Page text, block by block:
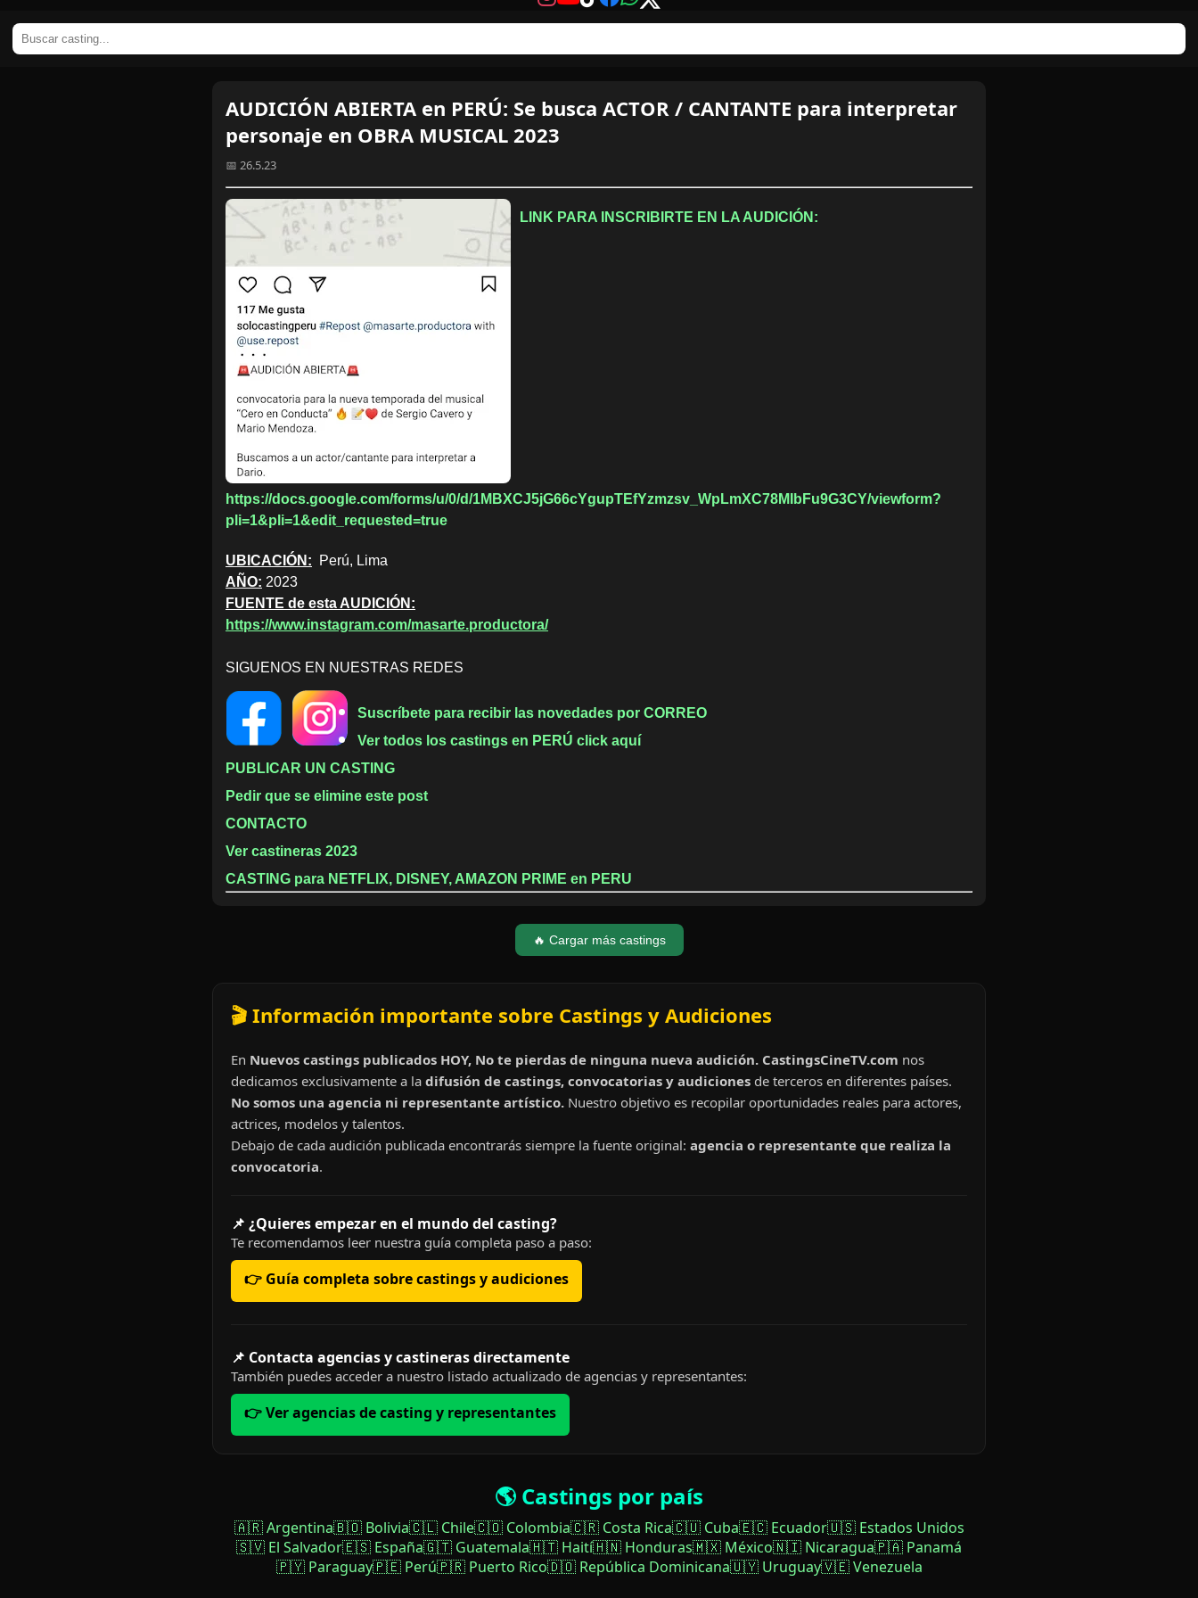
AUDICIÓN ABIERTA en PERÚ: Se busca ACTOR / CANTANTE para interpretar
personaje en OBRA MUSICAL 2023
📅 26.5.23
LINK PARA INSCRIBIRTE EN LA AUDICIÓN:
https://docs.google.com/forms/u/0/d/1MBXCJ5jG66cYgupTEfYzmzsv_WpLmXC78MIbFu9G3CY/viewform?
pli=1&pli=1&edit_requested=true
UBICACIÓN: Perú, Lima
AÑO: 2023
FUENTE de esta AUDICIÓN:
https://www.instagram.com/masarte.productora/
SIGUENOS EN NUESTRAS REDES
Suscríbete para recibir las novedades por CORREO
Ver todos los castings en PERÚ click aquí
PUBLICAR UN CASTING
Pedir que se elimine este post
CONTACTO
Ver castineras 2023
CASTING para NETFLIX, DISNEY, AMAZON PRIME en PERU
🔥 Cargar más castings
🎬 Información importante sobre Castings y Audiciones
En Nuevos castings publicados HOY, No te pierdas de ninguna nueva audición. CastingsCineTV.com nos
dedicamos exclusivamente a la difusión de castings, convocatorias y audiciones de terceros en diferentes países.
No somos una agencia ni representante artístico. Nuestro objetivo es recopilar oportunidades reales para actores,
actrices, modelos y talentos.
Debajo de cada audición publicada encontrarás siempre la fuente original: agencia o representante que realiza la
convocatoria.
📌 ¿Quieres empezar en el mundo del casting?
Te recomendamos leer nuestra guía completa paso a paso:
👉 Guía completa sobre castings y audiciones
📌 Contacta agencias y castineras directamente
También puedes acceder a nuestro listado actualizado de agencias y representantes:
👉 Ver agencias de casting y representantes
🌎 Castings por país
🇦🇷 Argentina🇧🇴 Bolivia🇨🇱 Chile🇨🇴 Colombia🇨🇷 Costa Rica🇨🇺 Cuba🇪🇨 Ecuador🇺🇸 Estados Unidos
🇸🇻 El Salvador🇪🇸 España🇬🇹 Guatemala🇭🇹 Haití🇭🇳 Honduras🇲🇽 México🇳🇮 Nicaragua🇵🇦 Panamá
🇵🇾 Paraguay🇵🇪 Perú🇵🇷 Puerto Rico🇩🇴 República Dominicana🇺🇾 Uruguay🇻🇪 Venezuela